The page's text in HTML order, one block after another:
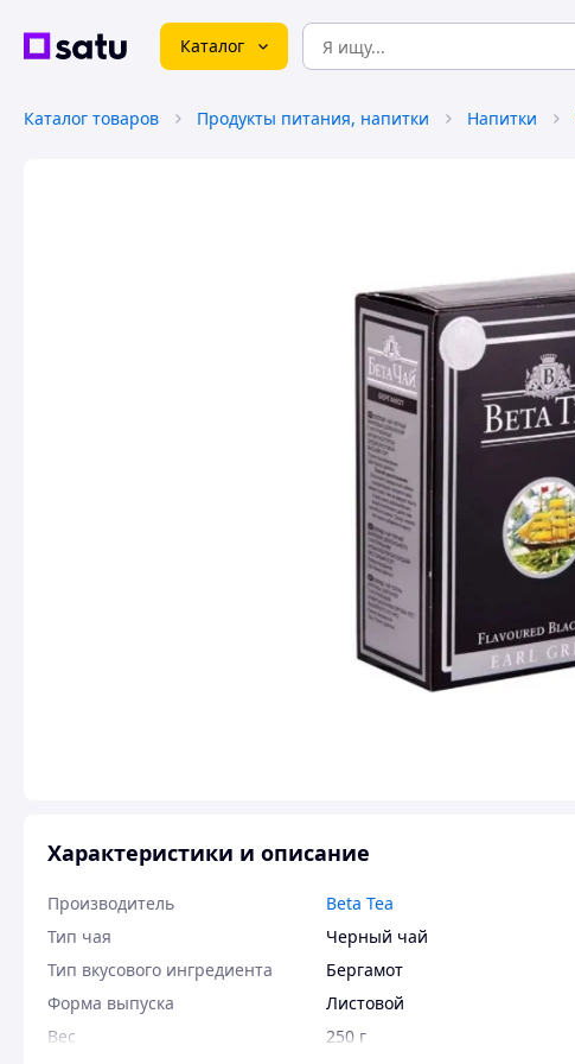
Каталог
Каталог товаров Продукты питания, напитки Напитки
Характеристики и описание
Производитель
Beta Tea
Тип чая
Черный чай
Тип вкусового ингредиента
Бергамот
Форма выпуска
Листовой
Вес
250 г